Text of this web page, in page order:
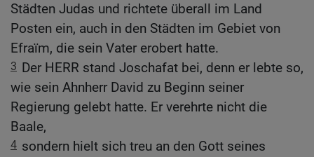
Städten Judas und richtete überall im Land
Posten ein, auch in den Städten im Gebiet von
Efraïm, die sein Vater erobert hatte.
3 Der HERR stand Joschafat bei, denn er lebte so,
wie sein Ahnherr David zu Beginn seiner
Regierung gelebt hatte. Er verehrte nicht die
Baale,
4 sondern hielt sich treu an den Gott seines